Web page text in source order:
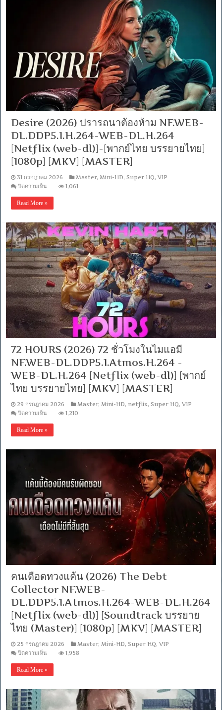
เดอะ
มัมมี่
[เสียง
DD+
5.1.Atmos
/
ไทย
DD+
5.1
Master
แท้.]
[บรรยาย:
อังกฤษ
Master]
[MASTER]
Desire (2026) ปรารถนาต้องห้าม NF.WEB-
DL.DDP5.1.H.264-WEB-DL.H.264
[Netflix (web-dl)]-[พากย์ไทย บรรยายไทย]
[1080p] [MKV] [MASTER]
31 กรกฎาคม 2026 Master,Mini-HD,Super HQ,VIP
ปิดความเห็นบน
ปรารถนา
ห้าม
NF.WEB-
DL.DDP5.1.H.264-
WEB-
DL.H.264
[Netflix
(web-
dl)]-
[พากย์
ไทย
บรรยาย
ไทย]
[1080p]
[MKV]
[MASTER]
1,061
Read More »
72 HOURS (2026) 72 ชั่วโมงในไมแอมี
NF.WEB-DL.DDP5.1.Atmos.H.264 -
WEB-DL.H.264 [Netflix (web-dl)] [พากย์
ไทย บรรยายไทย] [MKV] [MASTER]
29 กรกฎาคม 2026 Master, Mini-HD, netflix,Super HQ,VIP
ปิดความเห็น
(2026)
ชั่ว
แอมี
DL.DDP5.1.Atmos.H.264
-
WEB-
DL.H.264
[Netflix
[พากย์
บรรยาย
ไทย]
[MASTER]
1,210
Read More »
คนเดือดทวงแค้น (2026) The Debt
Collector NF.WEB-
DL.DDP5.1.Atmos.H.264-WEB-DL.H.264
[Netflix (web-dl)] [Soundtrack บรรยาย
ไทย (Master)] [1080p] [MKV] [MASTER]
25 กรกฎาคม 2026 Master, Mini-HD,Super HQ,VIP
ปิดความเห็น
เดือด
แค้น
(2026)
The
1,958
Read More »